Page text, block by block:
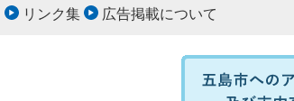
リンク集 広告掲載について